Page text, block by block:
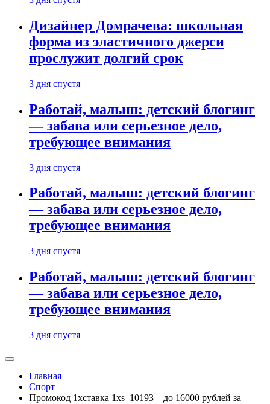
Дизайнер Домрачева: школьная
форма из эластичного джерси
прослужит долгий срок
3 дня спустя
Работай, малыш: детский блогинг
— забава или серьезное дело,
требующее внимания
3 дня спустя
Работай, малыш: детский блогинг
— забава или серьезное дело,
требующее внимания
3 дня спустя
Работай, малыш: детский блогинг
— забава или серьезное дело,
требующее внимания
3 дня спустя
Главная
Спорт
Промокод 1хставка 1xs_10193 – до 16000 рублей за